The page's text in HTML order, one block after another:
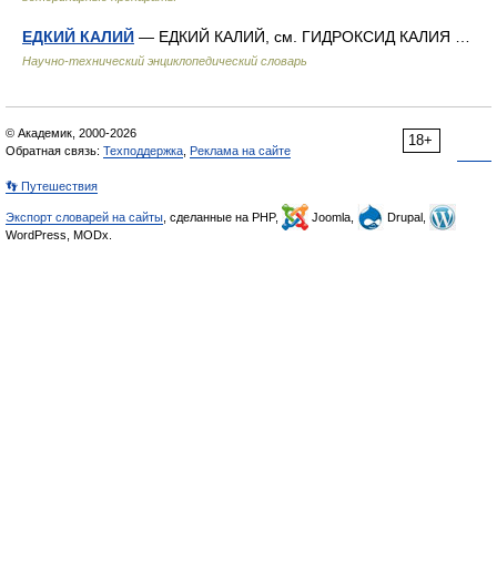
ЕДКИЙ КАЛИЙ — ЕДКИЙ КАЛИЙ, см. ГИДРОКСИД КАЛИЯ …
Научно-технический энциклопедический словарь
18+
© Академик, 2000-2026
Обратная связь: Техподдержка Реклама на сайте
👣 Путешествия
Экспорт словарей на сайты , сделанные на PHP, Joomla,
Drupal,
WordPress, MODx.